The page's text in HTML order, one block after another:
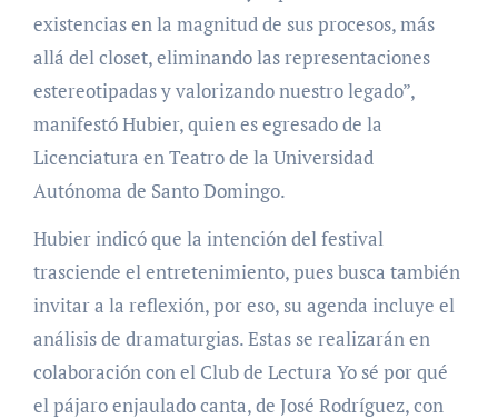
existencias en la magnitud de sus procesos, más
allá del closet, eliminando las representaciones
estereotipadas y valorizando nuestro legado”,
manifestó Hubier, quien es egresado de la
Licenciatura en Teatro de la Universidad
Autónoma de Santo Domingo.
Hubier indicó que la intención del festival
trasciende el entretenimiento, pues busca también
invitar a la reflexión, por eso, su agenda incluye el
análisis de dramaturgias. Estas se realizarán en
colaboración con el Club de Lectura Yo sé por qué
el pájaro enjaulado canta, de José Rodríguez, con